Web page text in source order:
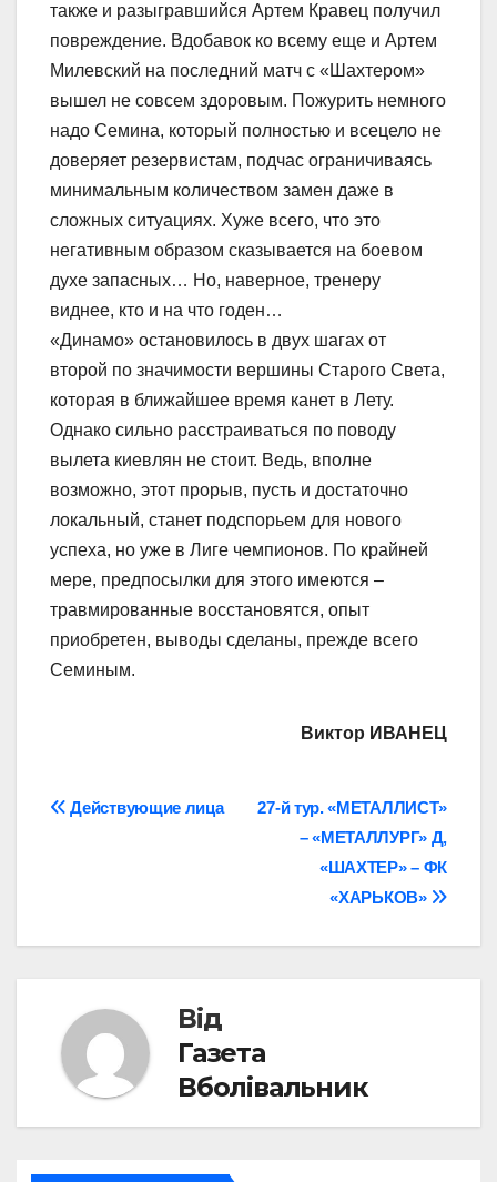
также и разыгравшийся Артем Кравец получил
повреждение. Вдобавок ко всему еще и Артем
Милевский на последний матч с «Шахтером»
вышел не совсем здоровым. Пожурить немного
надо Семина, который полностью и всецело не
доверяет резервистам, подчас ограничиваясь
минимальным количеством замен даже в
сложных ситуациях. Хуже всего, что это
негативным образом сказывается на боевом
духе запасных… Но, наверное, тренеру
виднее, кто и на что годен…
«Динамо» остановилось в двух шагах от
второй по значимости вершины Старого Света,
которая в ближайшее время канет в Лету.
Однако сильно расстраиваться по поводу
вылета киевлян не стоит. Ведь, вполне
возможно, этот прорыв, пусть и достаточно
локальный, станет подспорьем для нового
успеха, но уже в Лиге чемпионов. По крайней
мере, предпосылки для этого имеются –
травмированные восстановятся, опыт
приобретен, выводы сделаны, прежде всего
Семиным.
Виктор ИВАНЕЦ
Навігація
27-й тур. «МЕТАЛЛИСТ»
– «МЕТАЛЛУРГ» Д,
«ШАХТЕР» – ФК
«ХАРЬКОВ»
Действующие лица
Від
Газета
Вболівальник